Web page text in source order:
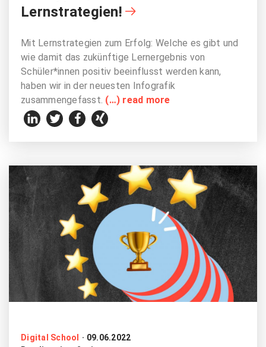
Lernstrategien!
Mit Lernstrategien zum Erfolg: Welche es gibt und
wie damit das zukünftige Lernergebnis von
Schüler*innen positiv beeinflusst werden kann,
haben wir in der neuesten Infografik
zusammengefasst. (…) read more
Digital School · 09.06.2022